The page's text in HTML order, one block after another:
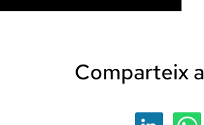
Comparteix